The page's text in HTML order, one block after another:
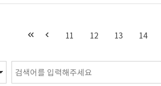
11 12 13 14
다음맨끝